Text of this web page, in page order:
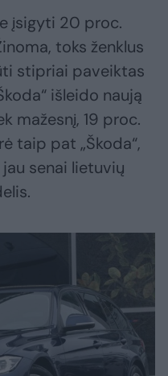
įsigyti 20 proc.
toks ženklus
stipriai paveiktas
išleido naują
mažesnį, 19 proc.
taip pat „Škoda“,
senai lietuvių